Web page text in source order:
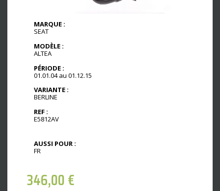
MARQUE :
SEAT
MODÈLE :
ALTEA
PÉRIODE :
01.01.04 au 01.12.15
VARIANTE :
BERLINE
REF :
E5812AV
AUSSI POUR :
FR
346,00€